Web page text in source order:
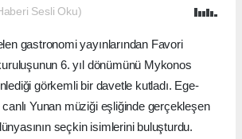
Sesli Oku)
gastronomi yayınlarından Favori
6. yıl dönümünü Mykonos
görkemli bir davetle kutladı. Ege-
Yunan müziği eşliğinde gerçekleşen
seçkin isimlerini buluşturdu.